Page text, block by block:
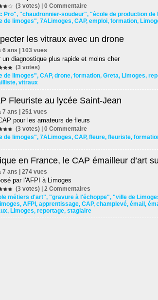
(3 votes) | 0 Commentaire
Pro", "chaudronnier-soudeur", "école de production de
de limoges", 7ALimoges, CAP, emploi, formation,
les vitraux avec un drone
6 ans | 103 vues
un diagnostique plus rapide et moins cher
(3 votes)
de limoges", CAP, drone, formation, Greta, Limoges,
, vitraux
Fleuriste au lycée Saint-Jean
7 ans | 251 vues
pour les amateurs de fleurs
(3 votes) | 0 Commentaire
de limoges", 7ALimoges, CAP, fleure, fleuriste,
en France, le CAP émailleur d’art
7 ans | 274 vues
par l'AFPI à Limoges
(3 votes) | 2 Commentaires
métiers d'art", "gravure à l'échoppe", "ville de
, AFPI , apprentissage, CAP, champlevé, émail ,
, Limoges, reportage, stagiaire